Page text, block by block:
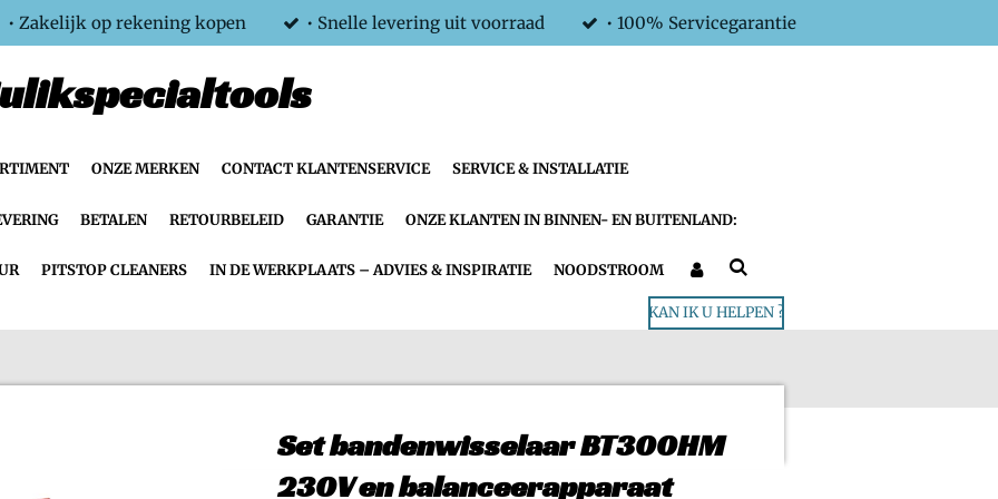
• Zakelijk op rekening kopen • Snelle levering uit voorraad • 100% Servicegarantie
ONZE MERKEN CONTACT KLANTENSERVICE SERVICE & INSTALLATIE
BETALEN RETOURBELEID GARANTIE ONZE KLANTEN IN BINNEN- EN BUITENLAND:
PITSTOP CLEANERS IN DE WERKPLAATS – ADVIES & INSPIRATIE NOODSTROOM
KAN IK U HELPEN ?
Set bandenwisselaar BT300HM
230V en balanceerapparaat